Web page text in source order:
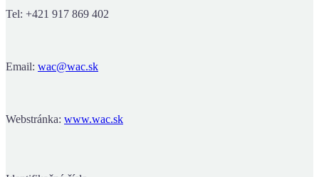
Tel: +421 917 869 402
Email: wac@wac.sk
Webstránka: www.wac.sk